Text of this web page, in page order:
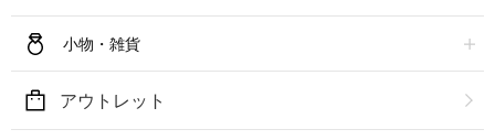
小物・雑貨
アウトレット